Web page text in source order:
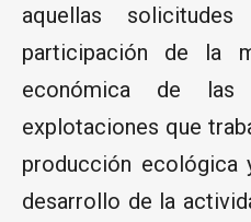
aquellas
participación de la
económica de las
explotaciones que
producción ecológica
desarrollo de la